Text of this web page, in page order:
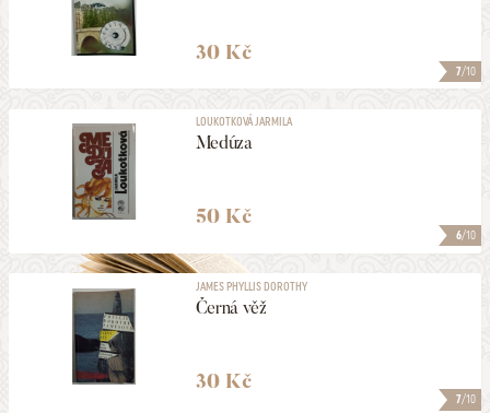
7/10
30 Kč
6/10
LOUKOTKOVÁ JARMILA
Medúza
50 Kč
7/10
JAMES PHYLLIS DOROTHY
Černá věž
30 Kč